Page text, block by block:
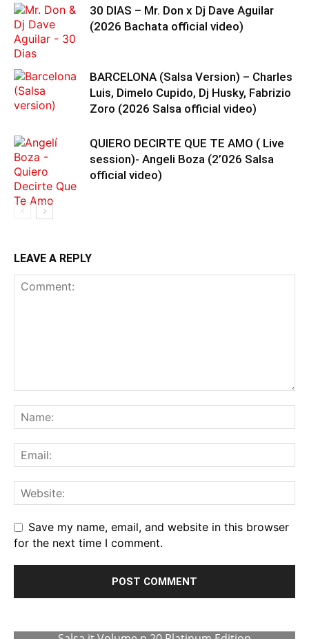
30 DIAS – Mr. Don x Dj Dave Aguilar
(2026 Bachata official video)
BARCELONA (Salsa Version) – Charles
Luis, Dimelo Cupido, Dj Husky, Fabrizio
Zoro (2026 Salsa official video)
QUIERO DECIRTE QUE TE AMO ( Live
session)- Angeli Boza (2’026 Salsa
official video)
LEAVE A REPLY
Save my name, email, and website in this browser
for the next time I comment.